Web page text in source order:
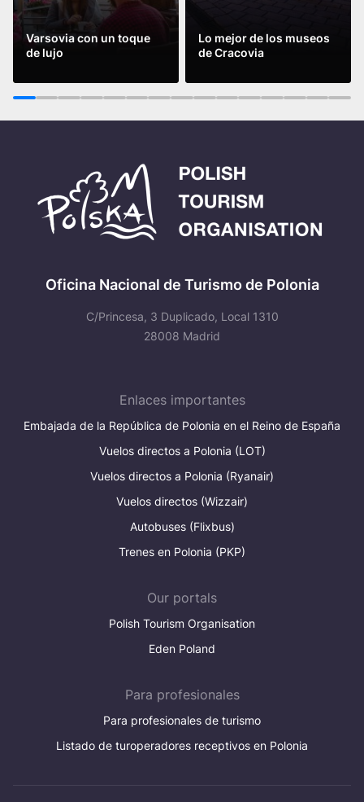
Varsovia con un toque
de lujo
Leer más
Lo mejor de los museos
de Cracovia
Leer más
1 2 3 4 5 6 7 8 9 10 11 12 13 14 15
Oficina Nacional de Turismo de Polonia
C/Princesa, 3 Duplicado, Local 1310
28008 Madrid
Enlaces importantes
Embajada de la República de Polonia en el Reino de España
Vuelos directos a Polonia (LOT)
Vuelos directos a Polonia (Ryanair)
Vuelos directos (Wizzair)
Autobuses (Flixbus)
Trenes en Polonia (PKP)
Our portals
Polish Tourism Organisation
Eden Poland
Para profesionales
Para profesionales de turismo
Listado de turoperadores receptivos en Polonia